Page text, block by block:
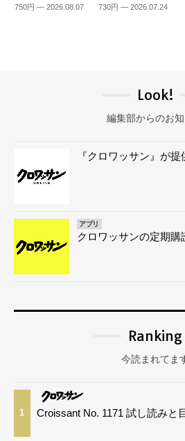
750円 — 2026.08.07 730円 — 2026.07.24
Look!
編集部からのお
『クロワッサン』が提
アプリ
クロワッサンの定期購
Ranking
今読まれてま
1 Croissant No. 1171 試し読みと